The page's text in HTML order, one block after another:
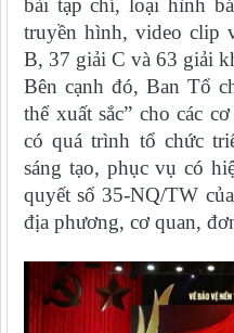
bài tạp chí, loại hình
truyền hình, video clip
B, 37 giải C và 63 giải
Bên cạnh đó, Ban Tổ
thể xuất sắc” cho các
có quá trình tổ chức
sáng tạo, phục vụ có
quyết số 35-NQ/TW
địa phương, cơ quan,